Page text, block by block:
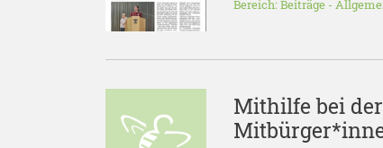
Bereich:Beiträge -
Mithilfe bei